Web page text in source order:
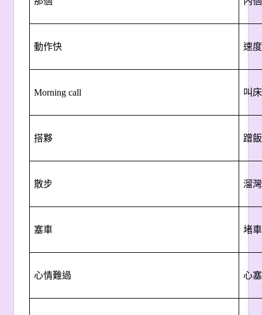
動作快 速度
Morning call 叫
搭夥 蹭飯
散步 溜灣
塞車 堵車
心情難過 心塞